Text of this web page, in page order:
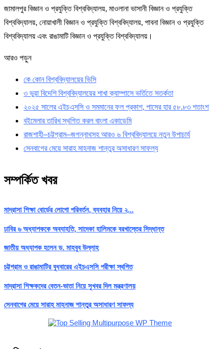
জামালপুর বিজ্ঞান ও প্রযুক্তি বিশ্ববিদ্যালয়, মাওলানা ভাসানী বিজ্ঞান ও প্রযুক্তি
বিশ্ববিদ্যালয়, নোয়াখালী বিজ্ঞান ও প্রযুক্তি বিশ্ববিদ্যালয়, পাবনা বিজ্ঞান ও প্রযুক্তি
বিশ্ববিদ্যালয় এবং রাঙামাটি বিজ্ঞান ও প্রযুক্তি বিশ্ববিদ্যালয়।
আরও পড়ুন
কে কোন বিশ্ববিদ্যালয়ের ভিসি
৩ ভুয়া বিদেশি বিশ্ববিদ্যালয়ের শাখা ক্যাম্পাসে ভর্তিতে সতর্কতা
২০২৫ সালের এইচএসসি ও সমমানের ফল প্রকাশ, পাসের হার ৫৮.৮৩ শতাংশ
বইমেলার তারিখ স্থগিত করল বাংলা একাডেমি
রাজশাহী–চট্টগ্রাম–জগন্নাথসহ আরও ৬ বিশ্ববিদ্যালয়ে নতুন উপাচার্য
সেনবাগের মেয়ে সারাহ মাহনাজ শান্তুর অসাধারণ সাফল্য
সম্পর্কিত খবর
মাদ্রাসা শিক্ষা বোর্ডের লোগো পরিবর্তন, ব্যবহার নিয়ে ২...
ঢাবির ৬ অধ্যাপককে অব্যাহতি, সাদেকা হালিমকে বরখাস্তের সিদ্ধান্ত
জাতীয় অধ্যাপক হলেন ড. মাহবুব উল্লাহ
চট্টগ্রাম ও রাঙামাটির বুধবারের এইচএসসি পরীক্ষা স্থগিত
মাদ্রাসা শিক্ষকদের বেতন-ভাতা নিয়ে সুখবর দিল মন্ত্রণালয়
সেনবাগের মেয়ে সারাহ মাহনাজ শান্তুর অসাধারণ সাফল্য